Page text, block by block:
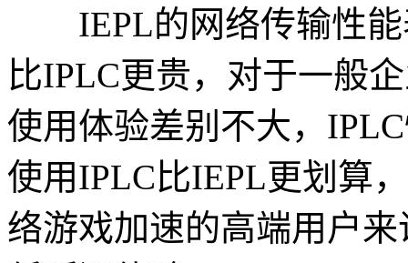
IEPL的网络传输性能
比IPLC更贵，对于一般
使用体验差别不大，
使用IPLC比IEPL更划算
络游戏加速的高端用户